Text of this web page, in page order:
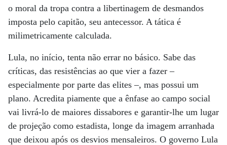
o moral da tropa contra a libertinagem de desmandos
imposta pelo capitão, seu antecessor. A tática é
milimetricamente calculada.
Lula, no início, tenta não errar no básico. Sabe das
críticas, das resistências ao que vier a fazer –
especialmente por parte das elites –, mas possui um
plano. Acredita piamente que a ênfase ao campo social
vai livrá-lo de maiores dissabores e garantir-lhe um lugar
de projeção como estadista, longe da imagem arranhada
que deixou após os desvios mensaleiros. O governo Lula